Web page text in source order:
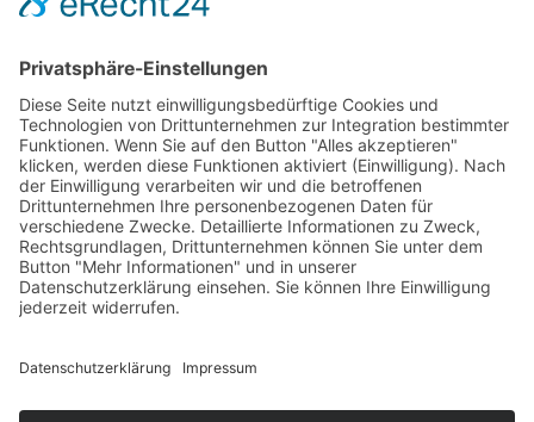
oder ausgewiesen
Bio-Zertifikat A·B·Cert
EU BIO DE-NI-006-33880-A
Allgemeine Geschäftsbedingungen (AGB)